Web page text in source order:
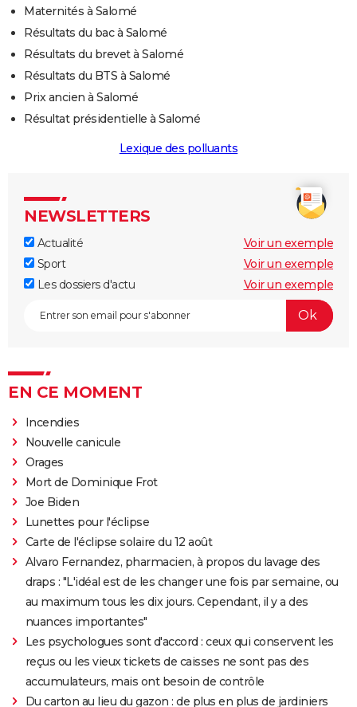
Maternités à Salomé
Résultats du bac à Salomé
Résultats du brevet à Salomé
Résultats du BTS à Salomé
Prix ancien à Salomé
Résultat présidentielle à Salomé
Lexique des polluants
NEWSLETTERS
Actualité
Voir un exemple
Sport
Voir un exemple
Les dossiers d'actu
Voir un exemple
EN CE MOMENT
Incendies
Nouvelle canicule
Orages
Mort de Dominique Frot
Joe Biden
Lunettes pour l'éclipse
Carte de l'éclipse solaire du 12 août
Alvaro Fernandez, pharmacien, à propos du lavage des
draps : "L'idéal est de les changer une fois par semaine, ou
au maximum tous les dix jours. Cependant, il y a des
nuances importantes"
Les psychologues sont d'accord : ceux qui conservent les
reçus ou les vieux tickets de caisses ne sont pas des
accumulateurs, mais ont besoin de contrôle
Du carton au lieu du gazon : de plus en plus de jardiniers